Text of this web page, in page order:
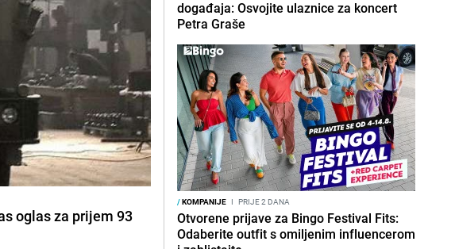
oglas za prijem 93
događaja: Osvojite ulaznice za koncert
Petra Graše
/KOMPANIJE I PRIJE 2 DANA
Otvorene prijave za Bingo Festival Fits:
Odaberite outfit s omiljenim influencerom